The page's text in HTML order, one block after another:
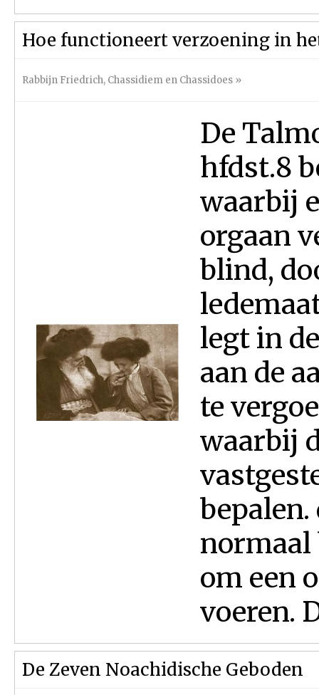
Hoe functioneert verzoening in
Rabbijn Friedrich, Chassidiem en Chassidoes »
De
hfdst.8
waarbij
orgaan
blind,
legt in
aan de
te
waarbij
normaal
om een
voeren.
De Zeven Noachidische Geboden